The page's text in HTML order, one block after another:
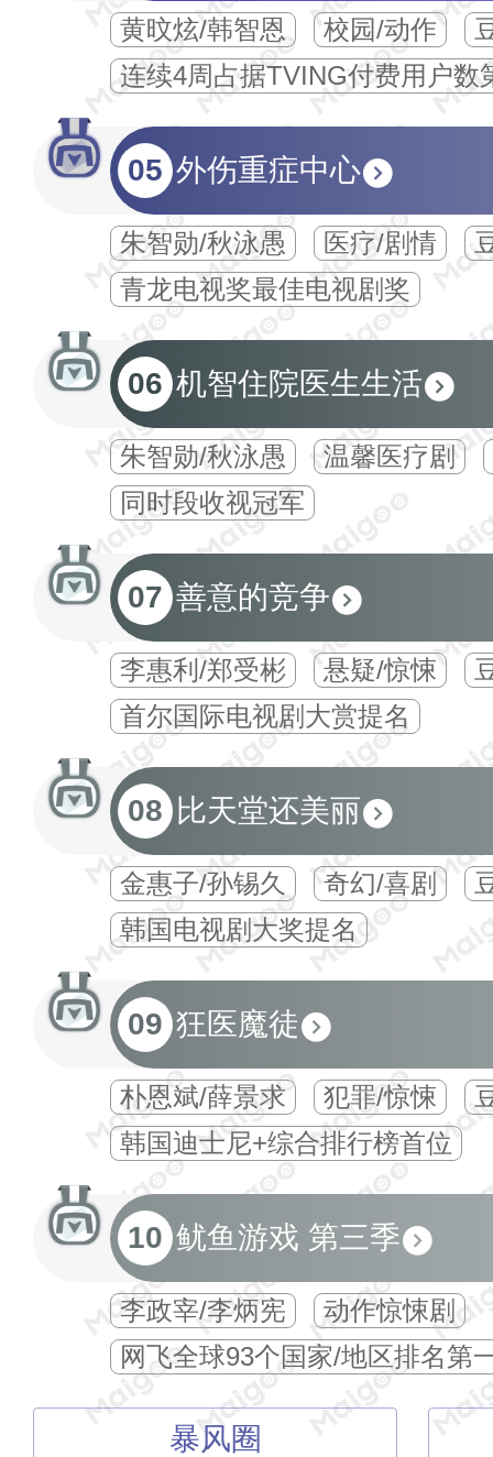
黄旼炫/韩智恩 校园/动作
连续4周占据TVING付费用户数
05 外伤重症中心
朱智勋/秋泳愚 医疗/剧情
青龙电视奖最佳电视剧奖
06 机智住院医生生活
朱智勋/秋泳愚
温馨医疗剧
同时段收视冠军
07 善意的竞争
李惠利/郑受彬 悬疑/惊悚
首尔国际电视剧大赏提名
08 比天堂还美丽
金惠子/孙锡久 奇幻/喜剧
韩国电视剧大奖提名
09 狂医魔徒
朴恩斌/薛景求 犯罪/惊悚
韩国迪士尼+综合排行榜首位
10 鱿鱼游戏 第三季
李政宰/李炳宪
动作惊悚剧
网飞全球93个国家/地区排名第
暴风圈